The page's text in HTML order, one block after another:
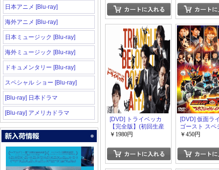
日本アニメ [Blu-ray]
海外アニメ [Blu-ray]
日本ミュージック [Blu-ray]
海外ミュージック [Blu-ray]
ドキュメンタリー [Blu-ray]
スペシャル ショー [Blu-ray]
[Blu-ray] 日本ドラマ
[Blu-ray] アメリカドラマ
深夜バスだけの旅／
試験に出るどうでし
ょう 日本史」
[DVD] トライベッカ
【完全版】(初回生産
限定版)
￥1980円
[DVD] 仮面ラ
ゴースト スペ
イベント
￥450円